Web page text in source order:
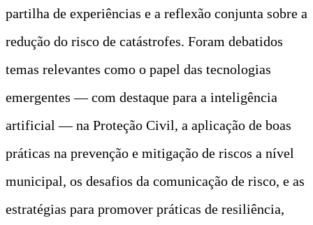
partilha de experiências e a reflexão conjunta sobre a
redução do risco de catástrofes. Foram debatidos
temas relevantes como o papel das tecnologias
emergentes — com destaque para a inteligência
artificial — na Proteção Civil, a aplicação de boas
práticas na prevenção e mitigação de riscos a nível
municipal, os desafios da comunicação de risco, e as
estratégias para promover práticas de resiliência,